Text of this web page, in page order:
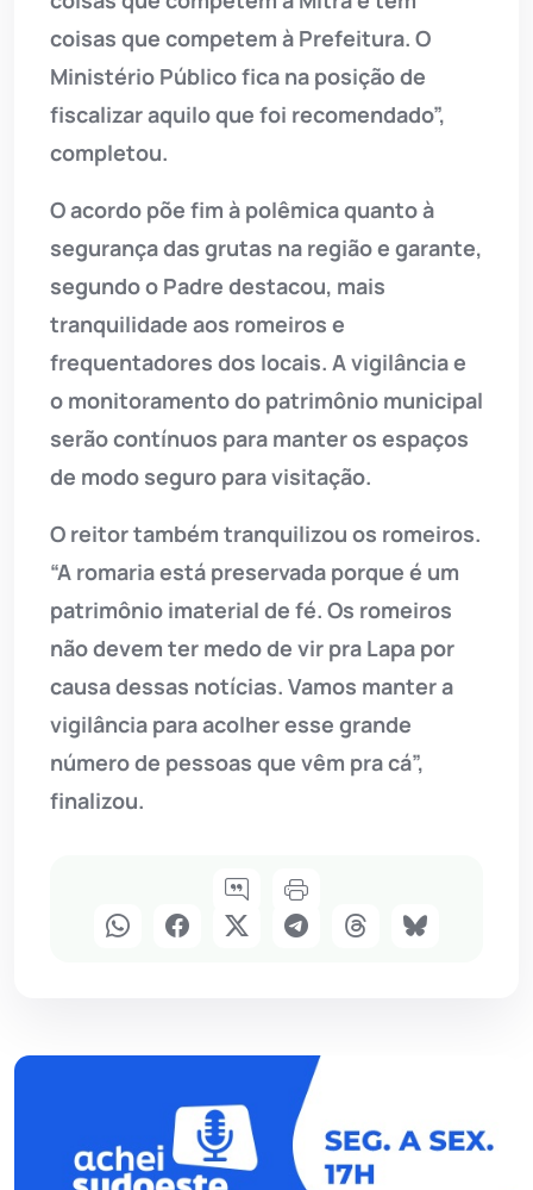
coisas que competem à Prefeitura. O
Ministério Público fica na posição de
fiscalizar aquilo que foi recomendado”,
completou.
O acordo põe fim à polêmica quanto à
segurança das grutas na região e garante,
segundo o Padre destacou, mais
tranquilidade aos romeiros e
frequentadores dos locais. A vigilância e
o monitoramento do patrimônio municipal
serão contínuos para manter os espaços
de modo seguro para visitação.
O reitor também tranquilizou os romeiros.
“A romaria está preservada porque é um
patrimônio imaterial de fé. Os romeiros
não devem ter medo de vir pra Lapa por
causa dessas notícias. Vamos manter a
vigilância para acolher esse grande
número de pessoas que vêm pra cá”,
finalizou.